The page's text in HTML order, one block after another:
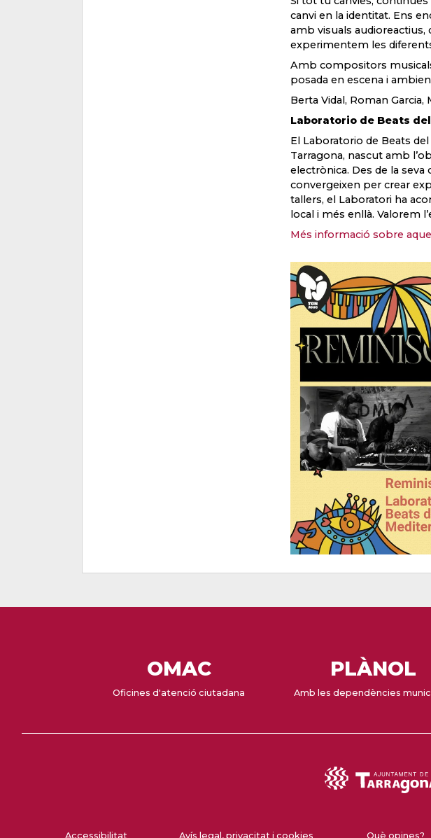
canvi en la identitat. Ens
amb visuals audioreactius,
experimentem les
Amb compositors
posada en escena i
Berta Vidal, Roman
Laboratorio de Beats
El Laboratorio de Beats
Tarragona, nascut amb
electrònica. Des de la seva
convergeixen per crear
tallers, el Laboratori ha
local i més enllà. Valorem
Més informació sobre
OMAC
Oficines d'atenció ciutadana
PLÀNOL
Amb les dependències
Accessibilitat Avís legal, privacitat i cookies Què opines?